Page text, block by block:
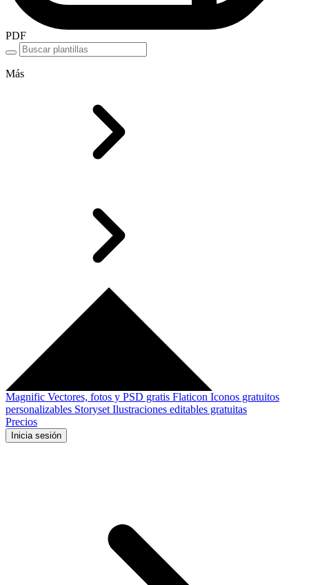
PDF
Más
Magnific Vectores, fotos y PSD gratis Flaticon Iconos gratuitos
personalizables Storyset Ilustraciones editables gratuitas
Precios
Inicia sesión